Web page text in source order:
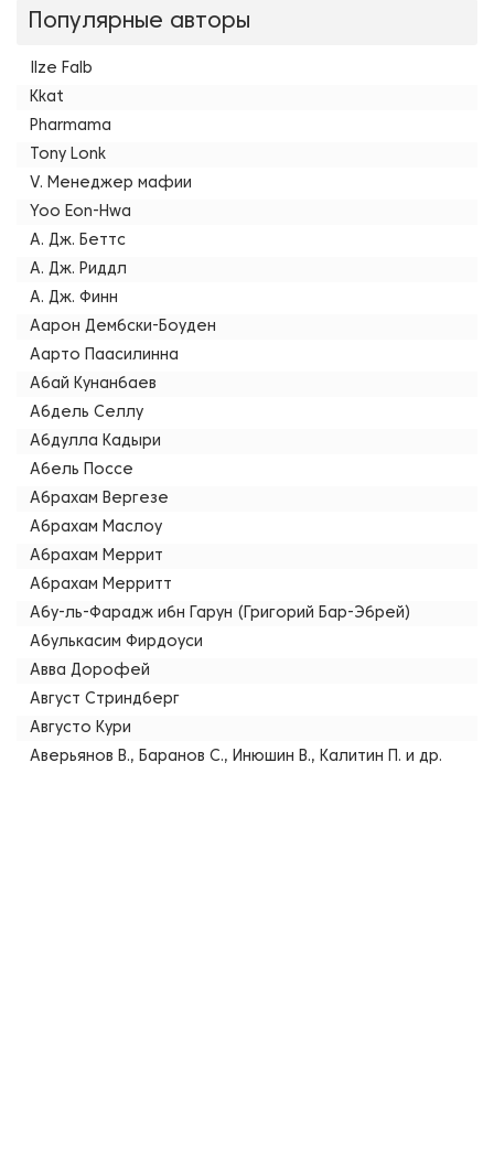
Популярные авторы
Ilze Falb
Kkat
Pharmama
Tony Lonk
V. Менеджер мафии
Yoo Eon-Hwa
А. Дж. Беттс
А. Дж. Риддл
А. Дж. Финн
Аарон Дембски-Боуден
Аарто Паасилинна
Абай Кунанбаев
Абдель Селлу
Абдулла Кадыри
Абель Поссе
Абрахам Вергезе
Абрахам Маслоу
Абрахам Меррит
Абрахам Мерритт
Абу-ль-Фарадж ибн Гарун (Григорий Бар-Эбрей)
Абулькасим Фирдоуси
Авва Дорофей
Август Стриндберг
Августо Кури
Аверьянов В., Баранов С., Инюшин В., Калитин П. и др.